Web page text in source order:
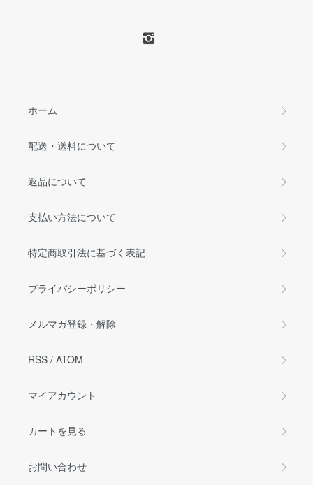
ホーム
配送・送料について
返品について
支払い方法について
特定商取引法に基づく表記
プライバシーポリシー
メルマガ登録・解除
RSS / ATOM
マイアカウント
カートを見る
お問い合わせ